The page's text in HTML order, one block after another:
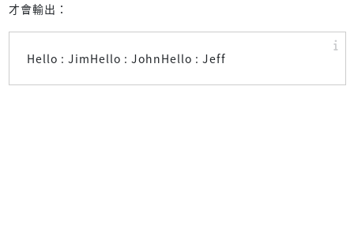
才會輸出：
Hello : JimHello : JohnHello : Jeff